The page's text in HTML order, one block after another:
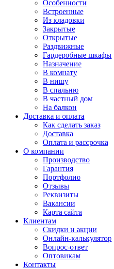
Особенности
Встроенные
Из кладовки
Закрытые
Открытые
Раздвижные
Гардеробные шкафы
Назначение
В комнату
В нишу
В спальню
В частный дом
На балкон
Доставка и оплата
Как сделать заказ
Доставка
Оплата и рассрочка
О компании
Производство
Гарантия
Портфолио
Отзывы
Реквизиты
Вакансии
Карта сайта
Клиентам
Скидки и акции
Онлайн-калькулятор
Вопрос-ответ
Оптовикам
Контакты